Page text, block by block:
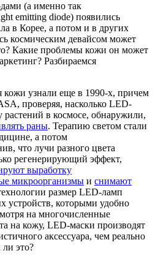
(а именно так
emitting diode) появились
в Корее, а потом и в других
космическим девайсом может
Какие проблемы кожи он может
Разбираемся
кожи узнали еще в 1990-х, причем
проверяя, насколько LED-
растений в космосе, обнаружили,
раны. Терапию светом стали
а потом
что лучи разного цвета
регенерирующий эффект,
выработку
микроорганизмы и снимают
размер LED-ламп
устройств, которыми удобно
на многочисленные
на кожу, LED-маски производят
аксессуара, чем реально
ли это?